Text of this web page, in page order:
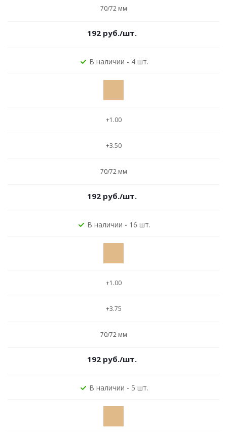
70/72 мм
192руб./шт.
В наличии - 4 шт.
+1.00
+3.50
70/72 мм
192руб./шт.
В наличии - 16 шт.
+1.00
+3.75
70/72 мм
192руб./шт.
В наличии - 5 шт.